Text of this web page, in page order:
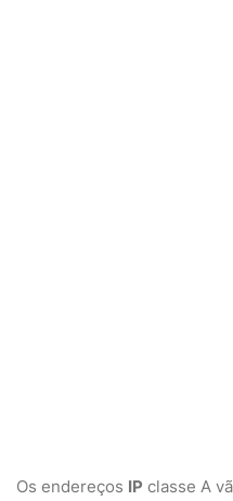
Os endereços IP classe A